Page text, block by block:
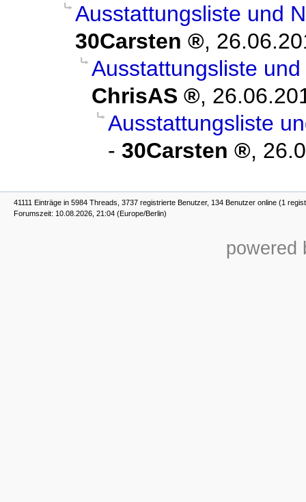
Ausstattungsliste und
30Carsten
,
Ausstattungsliste
ChrisAS
,
Ausstattungsliste
- 30Carsten ,
41111 Einträge in 5984 Threads, 3737 registrierte Benutzer, 134 Benutzer online (1
Forumszeit: 10.08.2026, 21:04 (Europe/Berlin)
powered